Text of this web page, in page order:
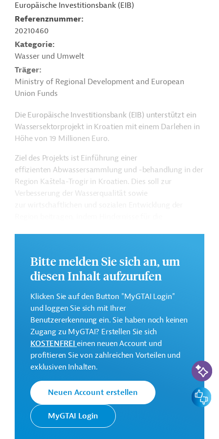
Europäische Investitionsbank (EIB)
Referenznummer
20210460
Kategorie
Wasser und Umwelt
Träger
Ministry of Regional Development and European
Union Funds
Die Europäische Investitionsbank (EIB) unterstützt ein
Wassersektorprojekt in Kroatien mit einem Darlehen in
Höhe von 19 Millionen Euro.
Ziel des Projekts ist Einführung einer
effizienten Abwassersammlung und -behandlung in der
Region Kaštela-Trogir in Kroatien. Dies soll zur
Verbesserung der Wasserqualität sowie
Weitere Informationen zu dem geplanten Projekt finden
Sie auf derWebseite der EIB
.
Gesamtkosten:
167 Millionen Euro (voraussichtlich)
Geberbeitrag:
19 Millionen Euro (voraussichtlich; Darlehen)
Kontaktadressen
Die EIB vertritt die
wirtschaftlichen Interessen der EU
Bitte melden Sie sich an, um
diesen Inhalt aufzurufen
Klicken Sie auf den Button "MyGTAI Login"
und loggen Sie sich mit Ihrer
Benutzererkennung ein. Sie haben noch keinen
Zugang zu MyGTAI? Erstellen Sie sich
KOSTENFREIeinen neuen Account und
profitieren Sie von zahlreichen Vorteilen und
exklusiven Inhalten.
Neuen Account erstellen
MyGTAI Login
KI-